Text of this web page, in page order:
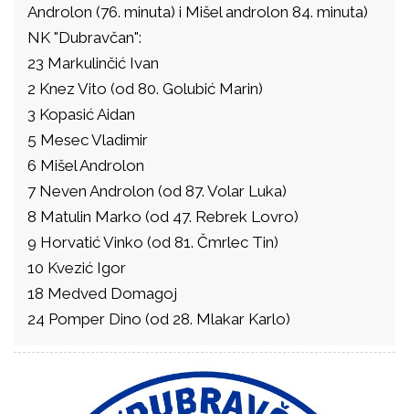
Androlon (76. minuta) i Mišel androlon 84. minuta)
NK "Dubravčan":
23 Markulinčić Ivan
2 Knez Vito (od 80. Golubić Marin)
3 Kopasić Aidan
5 Mesec Vladimir
6 Mišel Androlon
7 Neven Androlon (od 87. Volar Luka)
8 Matulin Marko (od 47. Rebrek Lovro)
9 Horvatić Vinko (od 81. Čmrlec Tin)
10 Kvezić Igor
18 Medved Domagoj
24 Pomper Dino (od 28. Mlakar Karlo)